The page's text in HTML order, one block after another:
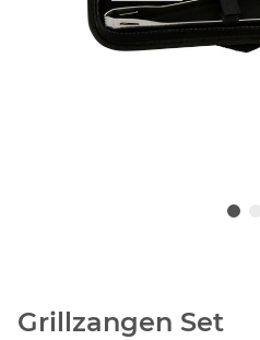
Grillzangen Set